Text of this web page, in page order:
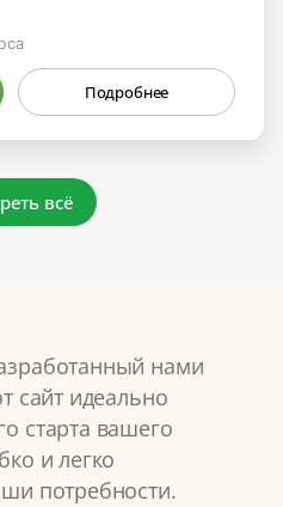
Подробнее
всё
нами
сайт идеально
старта вашего
и легко
потребности.